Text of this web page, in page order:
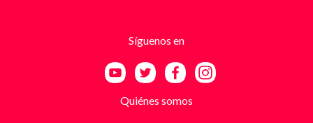
a las amenazas. Las exigencias económicas variaban
entre uno y cinco millones de pesos, dependiendo de
la supuesta “capacidad de pago” de cada víctima. A
antiextorsión que se extendió por varios sectores
Síguenos en
Quiénes somos